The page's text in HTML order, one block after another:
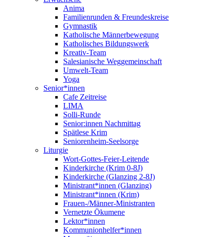
Anima
Familienrunden & Freundeskreise
Gymnastik
Katholische Männerbewegung
Katholisches Bildungswerk
Kreativ-Team
Salesianische Weggemeinschaft
Umwelt-Team
Yoga
Senior*innen
Cafe Zeitreise
LIMA
Solli-Runde
Senior:innen Nachmittag
Spätlese Krim
Seniorenheim-Seelsorge
Liturgie
Wort-Gottes-Feier-Leitende
Kinderkirche (Krim 0-8J)
Kinderkirche (Glanzing 2-8J)
Ministrant*innen (Glanzing)
Ministrant*innen (Krim)
Frauen-/Männer-Ministranten
Vernetzte Ökumene
Lektor*innen
Kommunionhelfer*innen